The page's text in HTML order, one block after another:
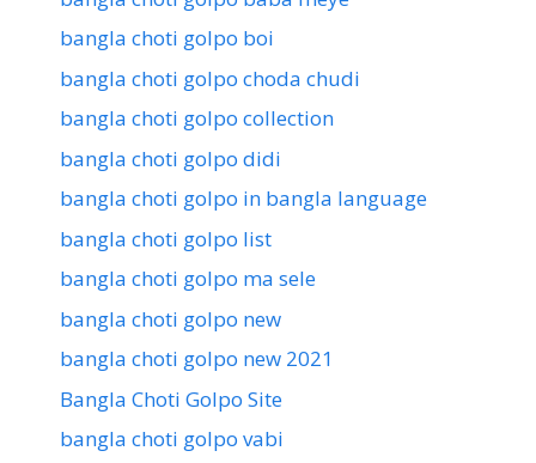
bangla choti golpo boi
bangla choti golpo choda chudi
bangla choti golpo collection
bangla choti golpo didi
bangla choti golpo in bangla language
bangla choti golpo list
bangla choti golpo ma sele
bangla choti golpo new
bangla choti golpo new 2021
Bangla Choti Golpo Site
bangla choti golpo vabi